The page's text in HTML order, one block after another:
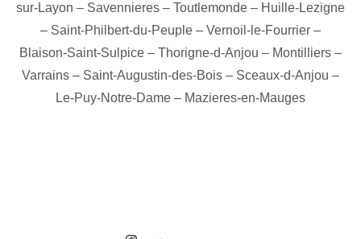
sur-Layon – Savennieres – Toutlemonde – Huille-Lezigne
– Saint-Philbert-du-Peuple – Vernoil-le-Fourrier –
Blaison-Saint-Sulpice – Thorigne-d-Anjou – Montilliers –
Varrains – Saint-Augustin-des-Bois – Sceaux-d-Anjou –
Le-Puy-Notre-Dame – Mazieres-en-Mauges